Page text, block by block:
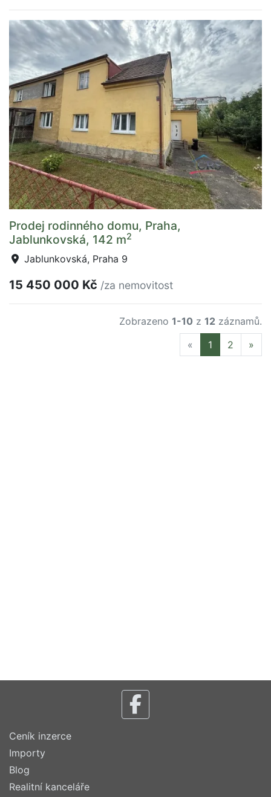
Prodej rodinného domu, Praha,
Jablunkovská, 142 m2
Jablunkovská, Praha 9
15 450 000 Kč /za nemovitost
Zobrazeno 1-10 z 12 záznamů.
« Previous
1 2 »
Ceník inzerce
Importy
Blog
Realitní kanceláře